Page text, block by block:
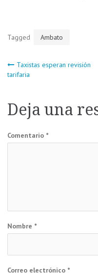
Tagged Ambato
entradas
Taxistas esperan revisión
tarifaria
Deja una
Comentario *
Nombre *
Correo electrónico *